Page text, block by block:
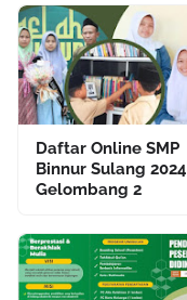
Daftar Online SMP
Binnur Sulang 2024
Gelombang 2